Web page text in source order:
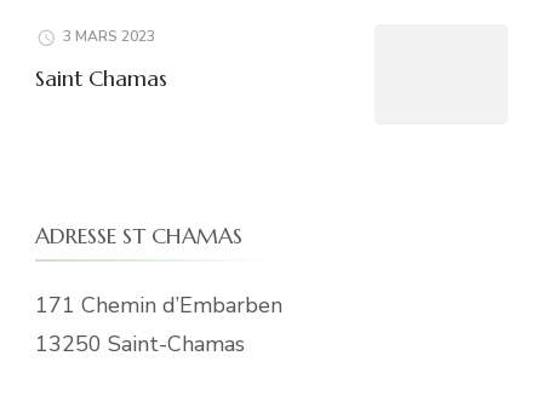
3 MARS 2023
Saint Chamas
ADRESSE ST CHAMAS
171 Chemin d’Embarben
13250 Saint-Chamas